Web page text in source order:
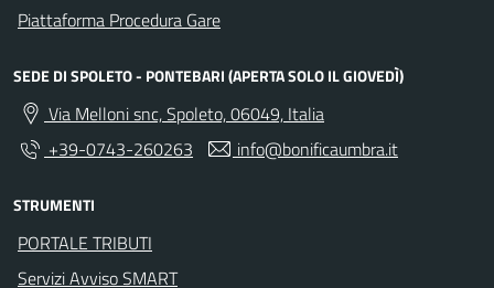
Piattaforma Procedura Gare
SEDE DI SPOLETO - PONTEBARI (APERTA SOLO IL GIOVEDÌ)
Via Melloni snc, Spoleto, 06049, Italia
+39-0743-260263
info@bonificaumbra.it
STRUMENTI
PORTALE TRIBUTI
Servizi Avviso SMART